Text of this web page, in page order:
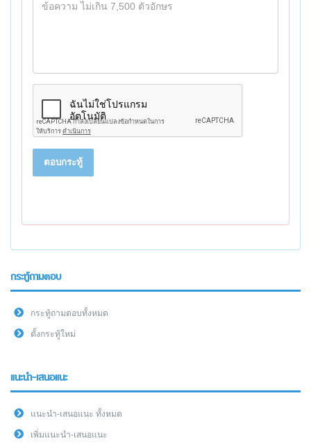
ตอบกระทู้
กระทู้ถามตอบ
กระทู้ถามตอบทั้งหมด
ตั้งกระทู้ใหม่
แนะนำ-เสนอแนะ
แนะนำ-เสนอแนะ ทั้งหมด
เพิ่มแนะนำ-เสนอแนะ